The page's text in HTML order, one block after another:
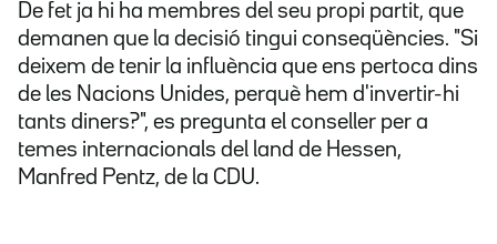
De fet ja hi ha membres del seu propi partit, que
demanen que la decisió tingui conseqüències. "Si
deixem de tenir la influència que ens pertoca dins
de les Nacions Unides, perquè hem d'invertir-hi
tants diners?", es pregunta el conseller per a
temes internacionals del land de Hessen,
Manfred Pentz, de la CDU.